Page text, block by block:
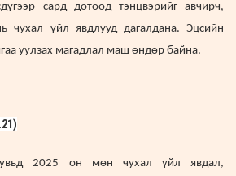
сард дотоод тэнцвэрийг авчирч,
чухал үйл явдлууд дагалдана. Эцсийн
уулзах магадлал маш өндөр байна.
2025 он мөн чухал үйл явдал,